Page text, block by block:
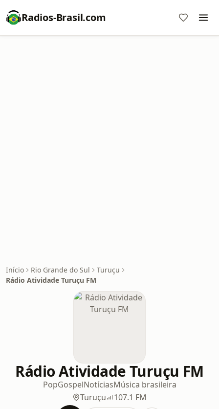
Radios-Brasil.com
Início Rio Grande do Sul
Turuçu
Rádio Atividade Turuçu FM
Rádio Atividade Turuçu FM
PopGospelNotíciasMúsica brasileira
Turuçu
107.1 FM